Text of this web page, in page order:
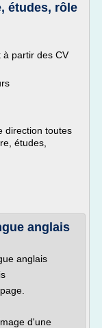
études, rôle
à partir des CV
direction toutes
études,
anglais
anglais
d'une